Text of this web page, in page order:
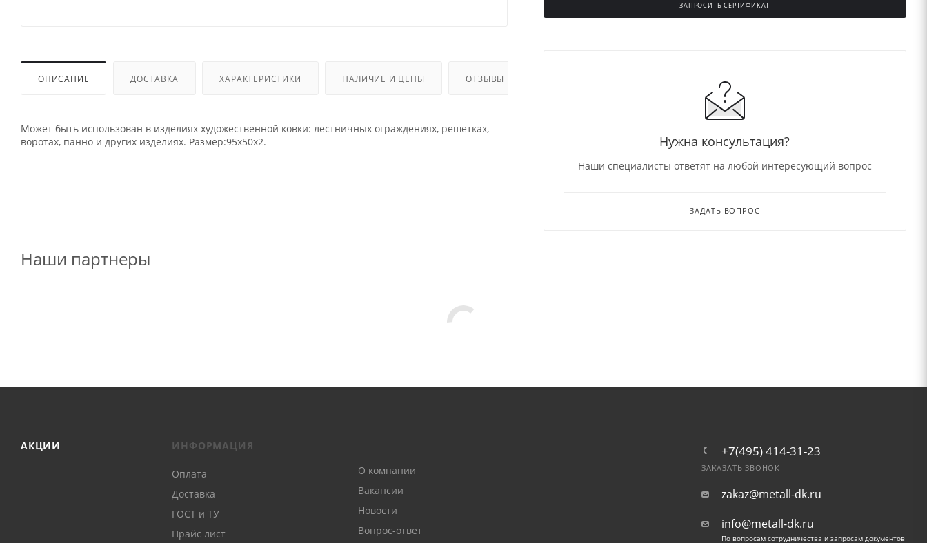
ОПИСАНИЕ ДОСТАВКА ХАРАКТЕРИСТИКИ НАЛИЧИЕ И ЦЕНЫ ОТЗЫВЫ
Может быть использован в изделиях художественной ковки: лестничных ограждениях, решетках,
воротах, панно и других изделиях. Размер:95х50х2.
ЗАПРОСИТЬ СЕРТИФИКАТ
Нужна консультация?
Наши специалисты ответят на любой интересующий вопрос
ЗАДАТЬ ВОПРОС
Наши партнеры
АКЦИИ ИНФОРМАЦИЯ
Оплата
Доставка
ГОСТ и ТУ
Прайс лист
О компании
Вакансии
Новости
Вопрос-ответ
+7(495) 414-31-23
ЗАКАЗАТЬ ЗВОНОК
zakaz@metall-dk.ru
info@metall-dk.ru
По вопросам сотрудничества и запросам документов